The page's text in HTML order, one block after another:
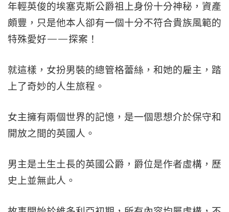
年輕英俊的埃塞克斯公爵祖上身份十分神秘，資產
頗豐，只是他本人卻有一個十分不符合貴族風範的
特殊愛好——探案！
就這樣，女扮男裝的總管格蕾絲，和她的雇主，踏
上了奇妙的人生旅程。
女主擁有兩個世界的記憶，是一個思想介於保守和
開放之間的英國人。
男主是土生土長的英國公爵，爵位是作者虛構，歷
史上並無此人。